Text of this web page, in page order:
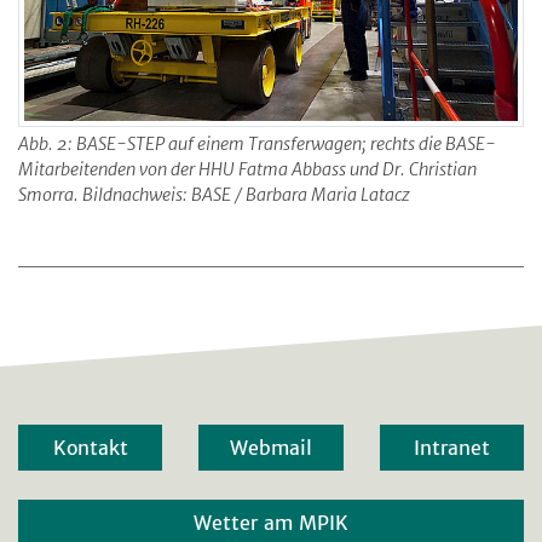
Abb. 2: BASE-STEP auf einem Transferwagen; rechts die BASE-
Mitarbeitenden von der HHU Fatma Abbass und Dr. Christian
Smorra. Bildnachweis: BASE / Barbara Maria Latacz
Kontakt Webmail Intranet
Wetter am MPIK